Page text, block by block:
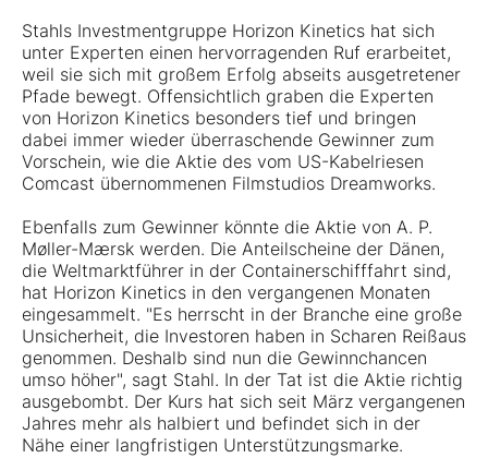
Folgen Sie uns
Kontakt
Stahls Investmentgruppe Horizon Kinetics hat sich
unter Experten einen hervorragenden Ruf erarbeitet,
weil sie sich mit großem Erfolg abseits ausgetretener
Pfade bewegt. Offensichtlich graben die Experten
von Horizon Kinetics besonders tief und bringen
dabei immer wieder überraschende Gewinner zum
Vorschein, wie die Aktie des vom US-Kabelriesen
Comcast übernommenen Filmstudios Dreamworks.
Ebenfalls zum Gewinner könnte die Aktie von A. P.
Møller-Mærsk werden. Die Anteilscheine der Dänen,
die Weltmarktführer in der Containerschifffahrt sind,
hat Horizon Kinetics in den vergangenen Monaten
eingesammelt. "Es herrscht in der Branche eine große
Unsicherheit, die Investoren haben in Scharen Reißaus
genommen. Deshalb sind nun die Gewinnchancen
umso höher", sagt Stahl. In der Tat ist die Aktie richtig
ausgebombt. Der Kurs hat sich seit März vergangenen
Jahres mehr als halbiert und befindet sich in der
Nähe einer langfristigen Unterstützungsmarke.